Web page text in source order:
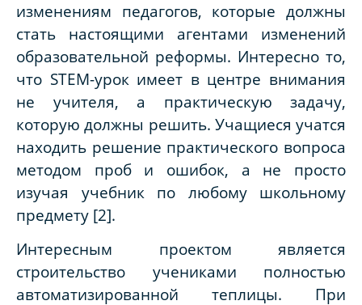
изменениям педагогов, которые должны
стать настоящими агентами изменений
образовательной реформы. Интересно то,
что STEM-урок имеет в центре внимания
не учителя, а практическую задачу,
которую должны решить. Учащиеся учатся
находить решение практического вопроса
методом проб и ошибок, а не просто
изучая учебник по любому школьному
предмету [2].
Интересным проектом является
строительство учениками полностью
автоматизированной теплицы. При